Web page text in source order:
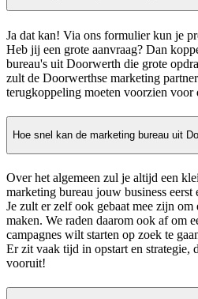
Ja dat kan! Via ons formulier kun je
Heb jij een grote aanvraag? Dan
bureau's uit Doorwerth die grote
zult de Doorwerthse marketing
terugkoppeling moeten voorzien voor
Hoe snel kan de marketing bureau uit
Over het algemeen zul je altijd een
marketing bureau jouw business eerst
Je zult er zelf ook gebaat mee zijn
maken. We raden daarom ook af om
campagnes wilt starten op zoek te
Er zit vaak tijd in opstart en strategie,
vooruit!